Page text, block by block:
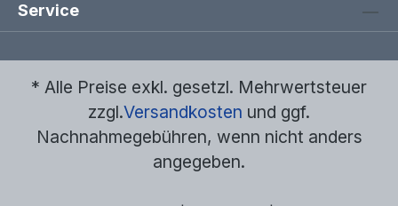
Service
* Alle Preise exkl. gesetzl. Mehrwertsteuer
zzgl.Versandkosten und ggf.
Nachnahmegebühren, wenn nicht anders
angegeben.